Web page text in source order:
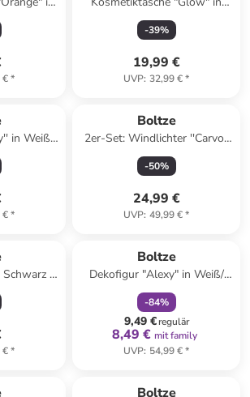
11 cm
€*
Orange/ Weiß - (B)22 x (H)16
x (T)10 cm
-39%
19,99 €
UVP: 32,99 €*
in Weiß/
cm
€*
Boltze
2er-Set: Windlichter ''Carvo''
in Weiß
-50%
24,99 €
UVP: 49,99 €*
Schwarz -
cm
€*
Boltze
Dekofigur "Alexy" in Weiß/
Hellblau - (H)38 cm
-84%
9,49 €regulär
8,49 € mit family
UVP: 54,99 €*
Boltze